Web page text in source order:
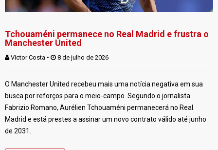
Tchouaméni permanece no Real Madrid e frustra o
Manchester United
Victor Costa • 8 de julho de 2026
O Manchester United recebeu mais uma notícia negativa em sua
busca por reforços para o meio-campo. Segundo o jornalista
Fabrizio Romano, Aurélien Tchouaméni permanecerá no Real
Madrid e está prestes a assinar um novo contrato válido até junho
de 2031.